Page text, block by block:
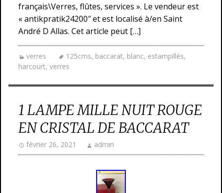
français\Verres, flûtes, services ». Le vendeur est
« antikpratik24200″ et est localisé à/en Saint
André D Allas. Cet article peut […]
verres 125cms, baccarat, blanc, estampillés,
harcourt, verres
1 LAMPE MILLE NUIT ROUGE
EN CRISTAL DE BACCARAT
février 26, 2021 admin